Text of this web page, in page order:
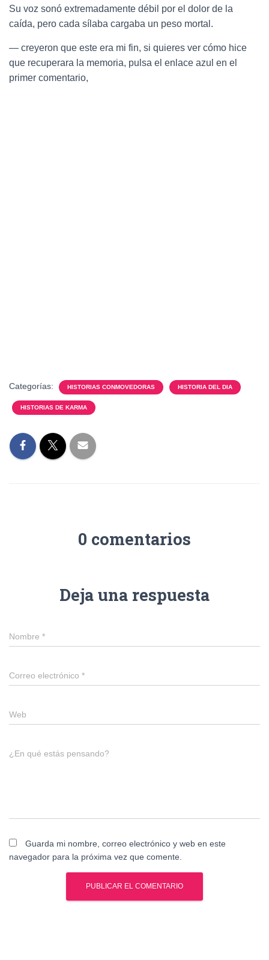
Su voz sonó extremadamente débil por el dolor de la
caída, pero cada sílaba cargaba un peso mortal.
— creyeron que este era mi fin, si quieres ver cómo hice
que recuperara la memoria, pulsa el enlace azul en el
primer comentario,
Categorías: HISTORIAS CONMOVEDORAS HISTORIA DEL DIA
HISTORIAS DE KARMA
0 comentarios
Deja una respuesta
Nombre *
Correo electrónico *
Web
¿En qué estás pensando?
Guarda mi nombre, correo electrónico y web en este
navegador para la próxima vez que comente.